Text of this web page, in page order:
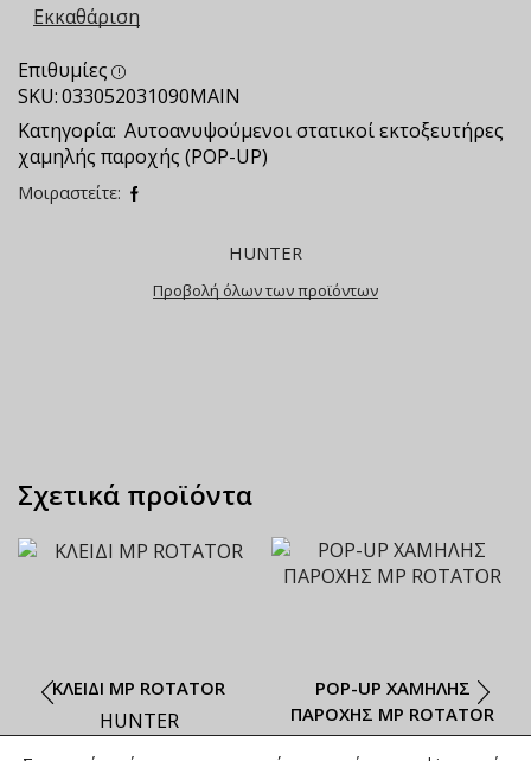
Εκκαθάριση
Επιθυμίες
SKU:033052031090ΜΑΙΝ
Κατηγορία: Αυτοανυψούμενοι στατικοί εκτοξευτήρες
χαμηλής παροχής (POP-UP)
Μοιραστείτε:
HUNTER
Προβολή όλων των προϊόντων
Σχετικά προϊόντα
ΚΛΕΙΔΙ ΜΡ ROTATOR
HUNTER
ΟΙ ΤΡΕΧΟΥΣΕΣ ΤΙΜΕΣ
ΡΟΡ-UP ΧΑΜΗΛΗΣ
ΠΑΡΟΧΗΣ ΜΡ ROTATOR